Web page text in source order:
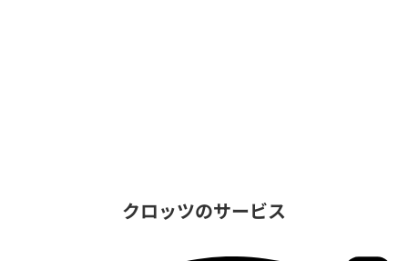
クロッツのサービス